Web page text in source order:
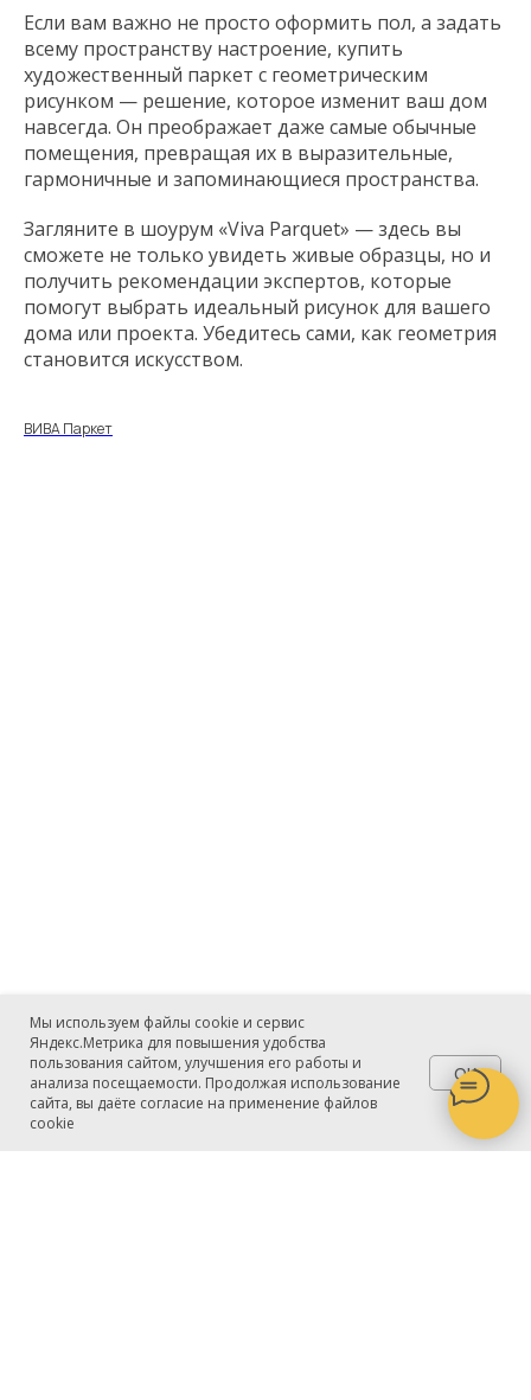
Если вам важно не просто оформить пол, а задать
всему пространству настроение, купить
художественный паркет с геометрическим
рисунком — решение, которое изменит ваш дом
навсегда. Он преображает даже самые обычные
помещения, превращая их в выразительные,
гармоничные и запоминающиеся пространства.
Загляните в шоурум «Viva Parquet» — здесь вы
сможете не только увидеть живые образцы, но и
получить рекомендации экспертов, которые
помогут выбрать идеальный рисунок для вашего
дома или проекта. Убедитесь сами, как геометрия
становится искусством.
ВИВА Паркет
Мы используем файлы cookie и сервис
Яндекс.Метрика для повышения удобства
пользования сайтом, улучшения его работы и
анализа посещаемости. Продолжая использование
сайта, вы даёте согласие на применение файлов
cookie
OK